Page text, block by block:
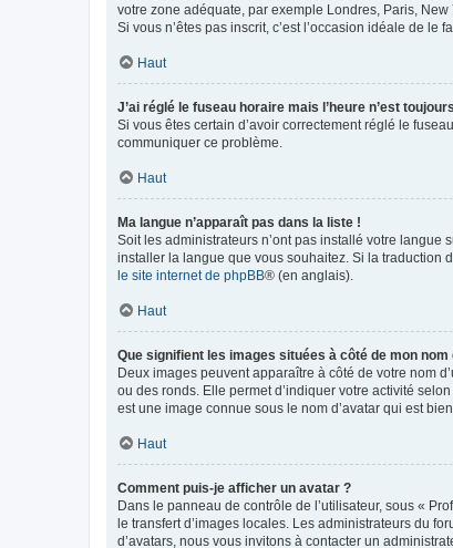
votre zone adéquate, par exemple Londres, Paris,
Si vous n’êtes pas inscrit, c’est l’occasion idéale de le
Haut
J’ai réglé le fuseau horaire mais l’heure n’est
Si vous êtes certain d’avoir correctement réglé le
communiquer ce problème.
Haut
Ma langue n’apparaît pas dans la liste !
Soit les administrateurs n’ont pas installé votre langue
installer la langue que vous souhaitez. Si la traduction
le site internet de phpBB® (en anglais).
Haut
Que signifient les images situées à côté de mon nom
Deux images peuvent apparaître à côté de votre nom
ou des ronds. Elle permet d’indiquer votre activité
est une image connue sous le nom d’avatar qui est
Haut
Comment puis-je afficher un avatar ?
Dans le panneau de contrôle de l’utilisateur, sous «
le transfert d’images locales. Les administrateurs du
d’avatars, nous vous invitons à contacter un